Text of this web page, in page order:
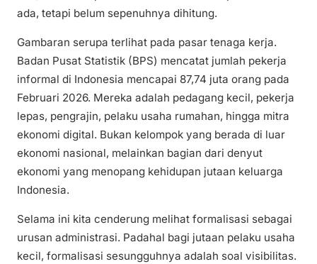
ada, tetapi belum sepenuhnya dihitung.
Gambaran serupa terlihat pada pasar tenaga kerja.
Badan Pusat Statistik (BPS) mencatat jumlah pekerja
informal di Indonesia mencapai 87,74 juta orang pada
Februari 2026. Mereka adalah pedagang kecil, pekerja
lepas, pengrajin, pelaku usaha rumahan, hingga mitra
ekonomi digital. Bukan kelompok yang berada di luar
ekonomi nasional, melainkan bagian dari denyut
ekonomi yang menopang kehidupan jutaan keluarga
Indonesia.
Selama ini kita cenderung melihat formalisasi sebagai
urusan administrasi. Padahal bagi jutaan pelaku usaha
kecil, formalisasi sesungguhnya adalah soal visibilitas.